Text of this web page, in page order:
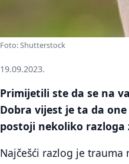
Foto: Shutterstock
19.09.2023.
Primijetili ste da se na
Dobra vijest je ta da
postoji nekoliko
Najčešći razlog je